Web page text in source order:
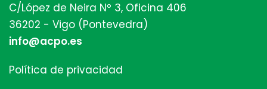
C/López de Neira Nº 3, Oficina 406
36202 - Vigo (Pontevedra)
info@acpo.es
Política de privacidad